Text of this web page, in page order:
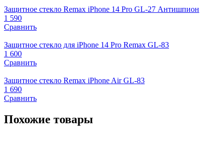
Защитное стекло Remax iPhone 14 Pro GL-27 Антишпион
1 590
Сравнить
Защитное стекло для iPhone 14 Pro Remax GL-83
1 600
Сравнить
Защитное стекло Remax iPhone Air GL-83
1 690
Сравнить
Похожие товары